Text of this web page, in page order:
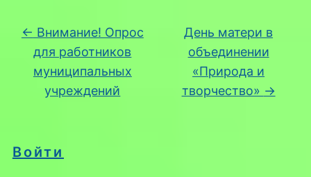
Войти
← Внимание! Опрос
для работников
муниципальных
учреждений
День матери в
объединении
«Природа и
творчество» →